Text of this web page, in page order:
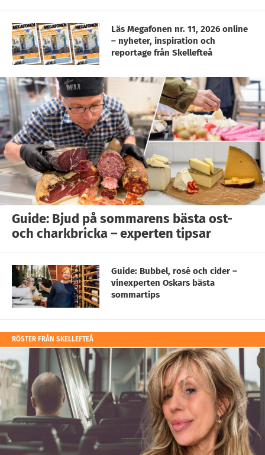
Läs Megafonen nr. 11, 2026 online
– nyheter, inspiration och
reportage från Skellefteå
Guide: Bjud på sommarens bästa ost-
och charkbricka – experten tipsar
Guide: Bubbel, rosé och cider –
vinexperten Oskars bästa
sommartips
RÖSTER FRÅN SKELLEFTEÅ